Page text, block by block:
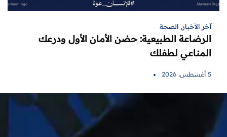
آخر الأخبار, الصحة
الرضاعة الطبيعية: حضن الأمان الأول ودرعك
المناعي لطفلك
5 أغسطس، 2026